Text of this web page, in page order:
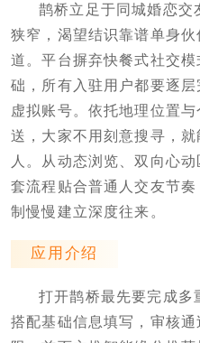
鹊桥立足于同城婚恋交
狭窄，渴望结识靠谱单身
道。平台摒弃快餐式社交
础，所有入驻用户都要逐
虚拟账号。依托地理位置
送，大家不用刻意搜寻，
人。从动态浏览、双向心
套流程贴合普通人交友节
制慢慢建立深度往来。
应用介绍
打开鹊桥最先要完成多
搭配基础信息填写，审核